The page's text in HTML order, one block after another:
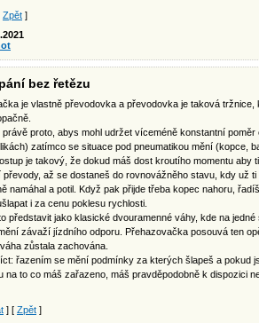
Zpět ]
bez řetězu
je vlastně převodovka a převodovka je taková
právě proto, abys mohl udržet víceméně konstantní
zatímco se situace pod pneumatikou mění (kopce,
je takový, že dokud máš dost kroutího momentu aby
převody, až se dostaneš do rovnovážněho stavu, kdy už
namáhal a potil. Když pak přijde třeba kopec nahoru,
i za cenu poklesu rychlosti.
představit jako klasické dvouramenné váhy, kde na
závaží jízdního odporu. Přehazovačka posouvá ten
zůstala zachována.
řazením se mění podmínky za kterých šlapeš a pokud
na to co máš zařazeno, máš pravděpodobně k dispozici
] [ Zpět ]